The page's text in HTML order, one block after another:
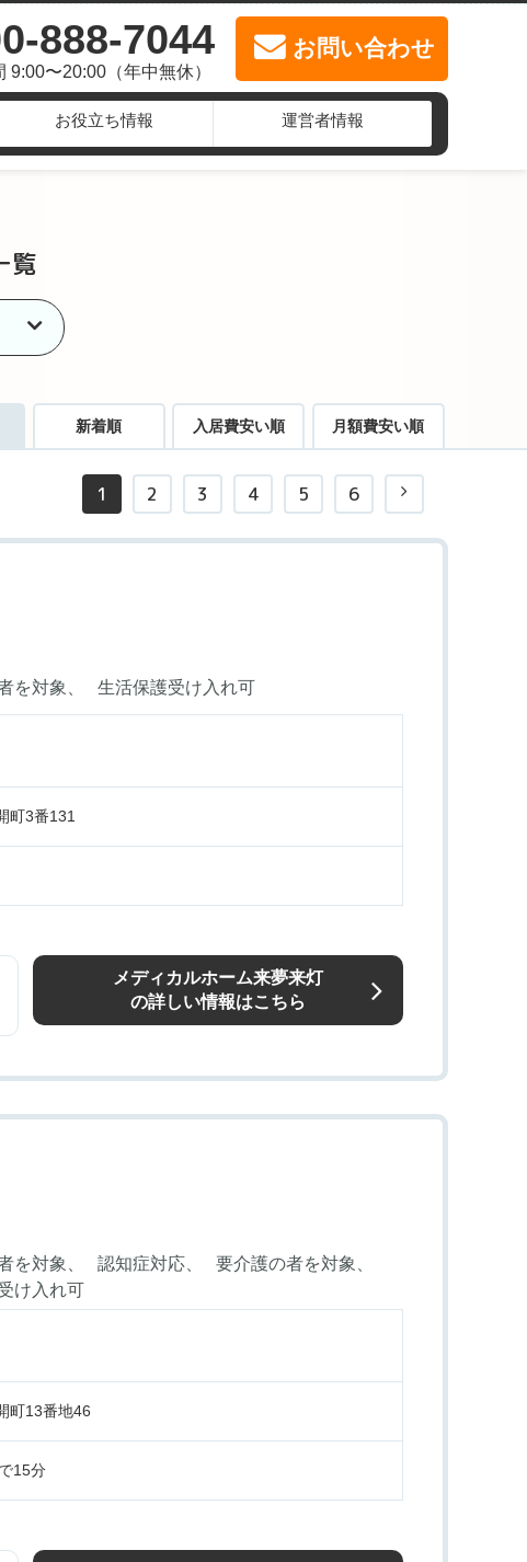
888-7044
9:00〜20:00（年中無休）
お問い合わせ
お役立ち情報 運営者情報
覧
新着順 入居費安い順 月額費安い順
1 2 3 4 5 6
を対象 生活保護受け入れ可
町3番131
メディカルホーム来夢来灯
の詳しい情報はこちら
を対象 認知症対応
要介護の者を対象
け入れ可
町13番地46
15分